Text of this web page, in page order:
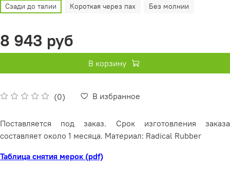
(0) В избранное
Сзади до талии Короткая через пах Без молнии
8 943 руб
В корзину
Поставляется под заказ. Срок изготовления заказа
составляет около 1 месяца. Материал: Radical Rubber
Таблица снятия мерок (pdf)